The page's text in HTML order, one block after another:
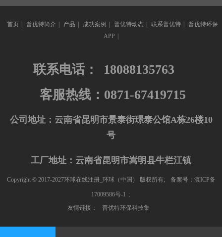
首页 | 普优特简介 | 产品 | 成功案例 | 普优特动态 | 联系普优特 | 普优特环保
APP |
联系电话：
18088135763
客服热线：0871-67419715
公司地址：云南省昆明市景泰街璟泰公馆A栋26楼10
号
工厂地址：云南省昆明市嵩明县牛栏江镇
Copyright © 2017-2027环球在线注册_环球（中国） 版权所有; 备案号：滇ICP备
17009586号-1 ;
友情链接：
普优特环保科技集